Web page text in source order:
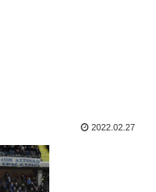
2022.02.27